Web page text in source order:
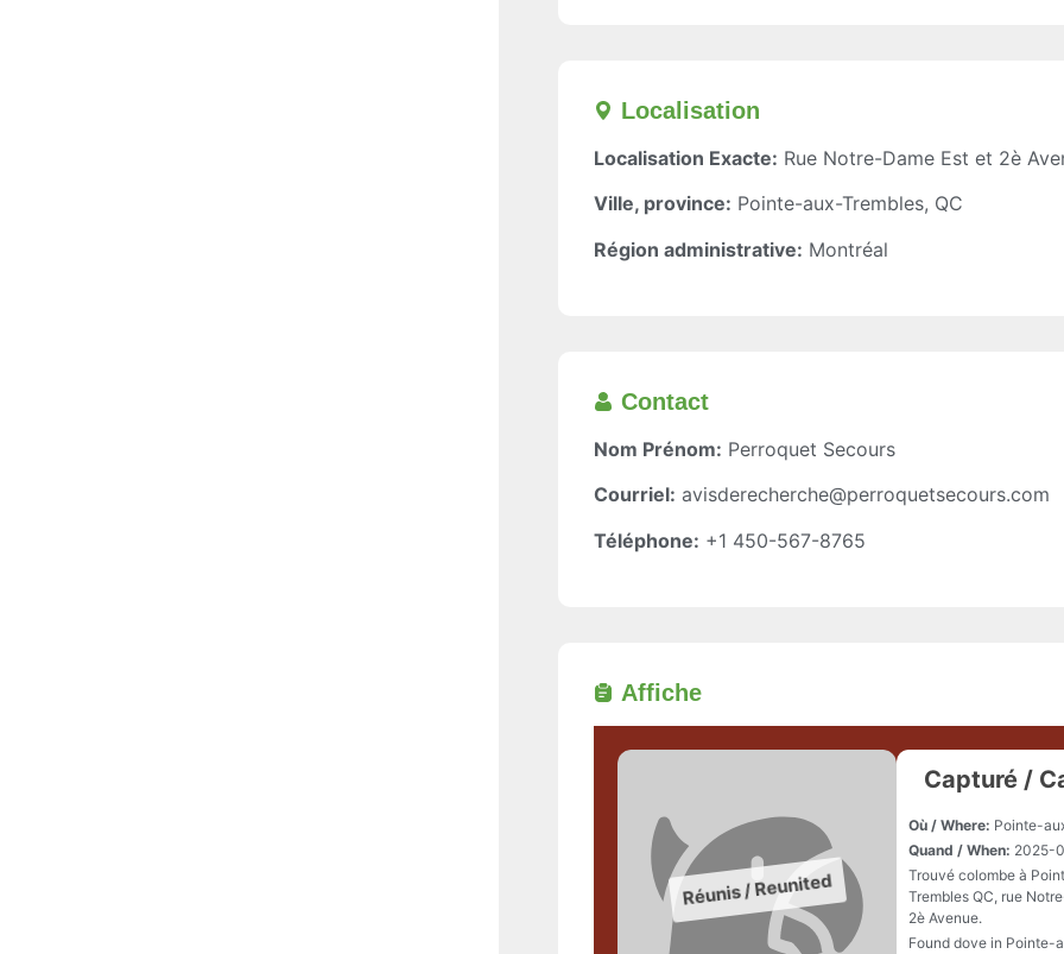
Localisation​
Localisation Exacte: Rue Notre-Dame Est et 2è
Ville, province: Pointe-aux-Trembles, QC
Région administrative: Montréal
Contact
Nom Prénom: Perroquet Secours
Courriel: avisderecherche@perroquetsecours.com
Téléphone: +1 450-567-8765
Affiche
Capturé /
Où / Where: Pointe-
Quand / When: 2025-
Trouvé colombe à
Trembles QC, rue
2è Avenue.
Found dove in Pointe-